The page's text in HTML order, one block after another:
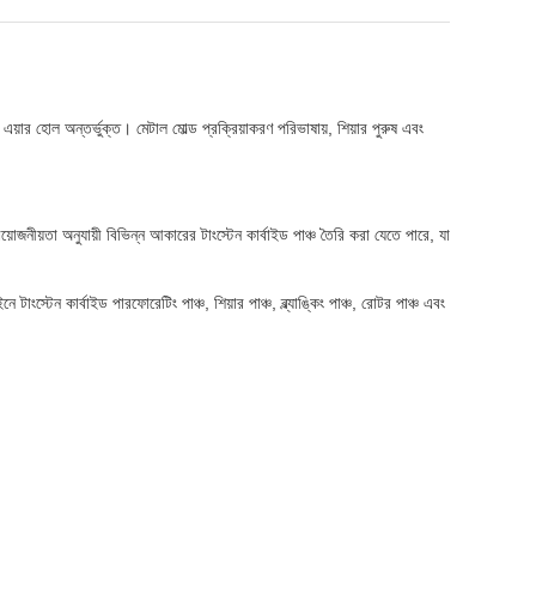
এয়ার হোল অন্তর্ভুক্ত। মেটাল মোল্ড প্রক্রিয়াকরণ পরিভাষায়, শিয়ার পুরুষ এবং
অনুযায়ী বিভিন্ন আকারের টাংস্টেন কার্বাইড পাঞ্চ তৈরি করা যেতে পারে, যা
কার্বাইড পারফোরেটিং পাঞ্চ, শিয়ার পাঞ্চ, ব্ল্যাঙ্কিং পাঞ্চ, রোটর পাঞ্চ এবং